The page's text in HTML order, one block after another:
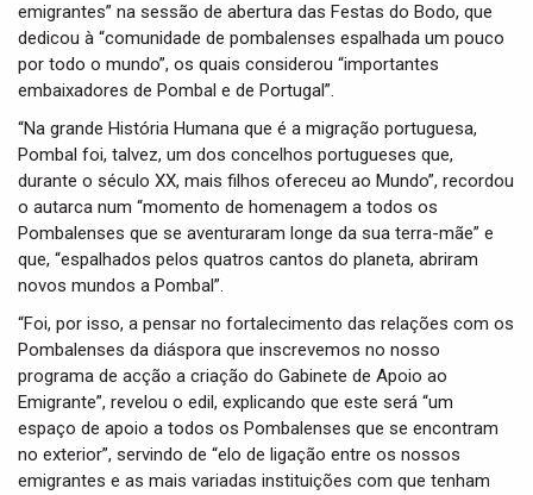
emigrantes” na sessão de abertura das Festas do Bodo, que
dedicou à “comunidade de pombalenses espalhada um pouco
por todo o mundo”, os quais considerou “importantes
embaixadores de Pombal e de Portugal”.
“Na grande História Humana que é a migração portuguesa,
Pombal foi, talvez, um dos concelhos portugueses que,
durante o século XX, mais filhos ofereceu ao Mundo”, recordou
o autarca num “momento de homenagem a todos os
Pombalenses que se aventuraram longe da sua terra-mãe” e
que, “espalhados pelos quatros cantos do planeta, abriram
novos mundos a Pombal”.
“Foi, por isso, a pensar no fortalecimento das relações com os
Pombalenses da diáspora que inscrevemos no nosso
programa de acção a criação do Gabinete de Apoio ao
Emigrante”, revelou o edil, explicando que este será “um
espaço de apoio a todos os Pombalenses que se encontram
no exterior”, servindo de “elo de ligação entre os nossos
emigrantes e as mais variadas instituições com que tenham